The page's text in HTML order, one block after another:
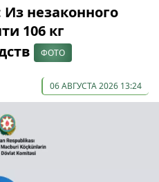
незаконного
106 кг
ФОТО
06 АВГУСТА 2026 13:24